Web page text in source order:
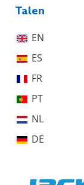
Talen
EN
ES
FR
PT
NL
DE